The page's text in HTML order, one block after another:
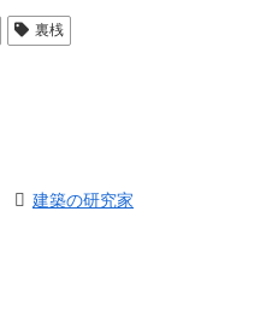
裏桟
建築の研究家